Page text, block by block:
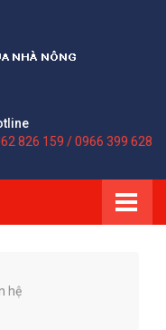
826 159 / 0966 399 628
hệ